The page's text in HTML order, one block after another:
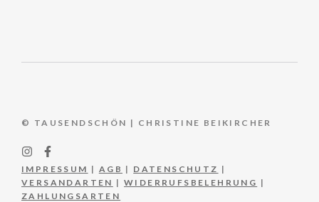
© TAUSENDSCHÖN | CHRISTINE BEIKIRCHER
IMPRESSUM | AGB | DATENSCHUTZ |
VERSANDARTEN |WIDERRUFSBELEHRUNG |
ZAHLUNGSARTEN